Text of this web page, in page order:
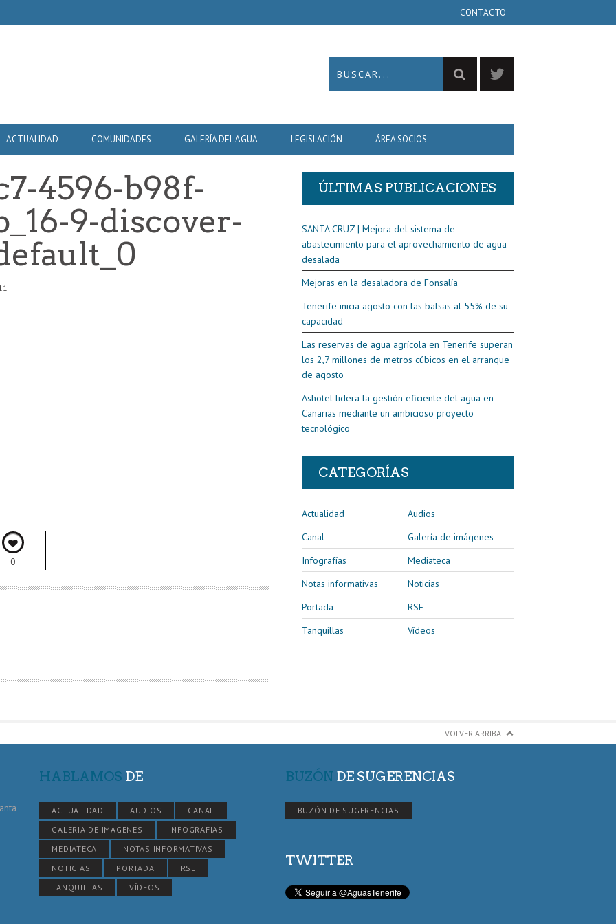
CONTACTO
ACTUALIDAD COMUNIDADES GALERÍA DEL AGUA LEGISLACIÓN ÁREA SOCIOS
4596-b98f-
9-discover-
0
ÚLTIMAS PUBLICACIONES
SANTA CRUZ | Mejora del sistema de
abastecimiento para el aprovechamiento de agua
desalada
Mejoras en la desaladora de Fonsalía
Tenerife inicia agosto con las balsas al 55% de su
capacidad
Las reservas de agua agrícola en Tenerife superan
los 2,7 millones de metros cúbicos en el arranque
de agosto
Ashotel lidera la gestión eficiente del agua en
Canarias mediante un ambicioso proyecto
tecnológico
CATEGORÍAS
Actualidad
Audios
Canal
Galería de imágenes
Infografías
Mediateca
Notas informativas
Noticias
Portada
RSE
Tanquillas
Vídeos
VOLVER ARRIBA
HABLAMOS DE
ACTUALIDAD AUDIOS
CANAL
GALERÍA DE IMÁGENES
INFOGRAFÍAS
MEDIATECA
NOTAS INFORMATIVAS
NOTICIAS
PORTADA
RSE
TANQUILLAS
VÍDEOS
BUZÓN DE SUGERENCIAS
BUZÓN DE SUGERENCIAS
TWITTER